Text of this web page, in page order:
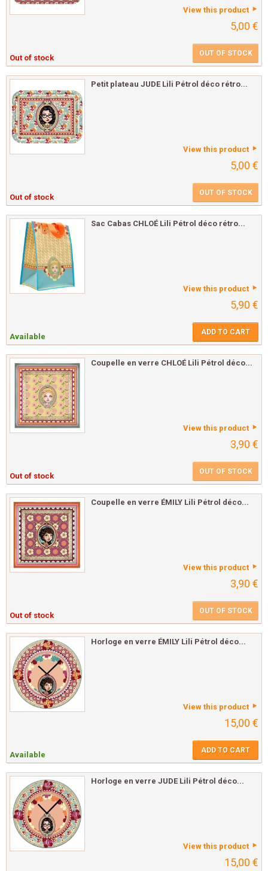
View this product
5,00 €
Out of stock OUT OF STOCK
Petit plateau JUDE Lili Pétrol déco rétro...
View this product
5,00 €
Out of stock OUT OF STOCK
Sac Cabas CHLOÉ Lili Pétrol déco rétro...
View this product
5,90 €
Available ADD TO CART
Coupelle en verre CHLOÉ Lili Pétrol déco...
View this product
3,90 €
Out of stock OUT OF STOCK
Coupelle en verre ÉMILY Lili Pétrol déco...
View this product
3,90 €
Out of stock OUT OF STOCK
Horloge en verre ÉMILY Lili Pétrol déco...
View this product
15,00 €
Available ADD TO CART
Horloge en verre JUDE Lili Pétrol déco...
View this product
15,00 €